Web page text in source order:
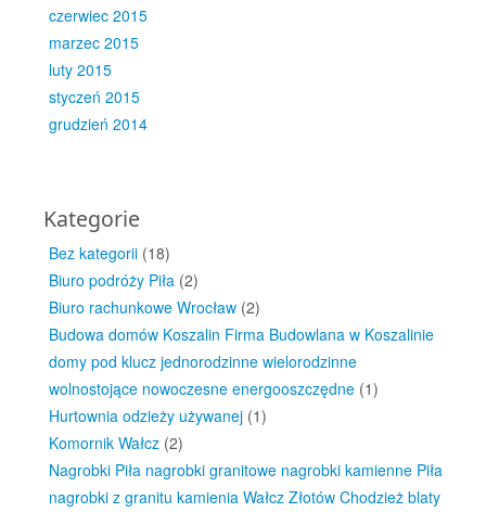
czerwiec 2015
marzec 2015
luty 2015
styczeń 2015
grudzień 2014
Kategorie
Bez kategorii (18)
Biuro podróży Piła (2)
Biuro rachunkowe Wrocław (2)
Budowa domów Koszalin Firma Budowlana w Koszalinie
domy pod klucz jednorodzinne wielorodzinne
wolnostojące nowoczesne energooszczędne (1)
Hurtownia odzieży używanej (1)
Komornik Wałcz (2)
Nagrobki Piła nagrobki granitowe nagrobki kamienne Piła
nagrobki z granitu kamienia Wałcz Złotów Chodzież blaty